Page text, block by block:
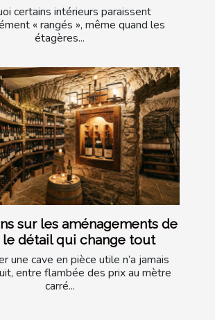
certains intérieurs paraissent
« rangés », même quand les
étagères...
sur les aménagements de
le détail qui change tout
une cave en pièce utile n’a jamais
entre flambée des prix au mètre
carré...